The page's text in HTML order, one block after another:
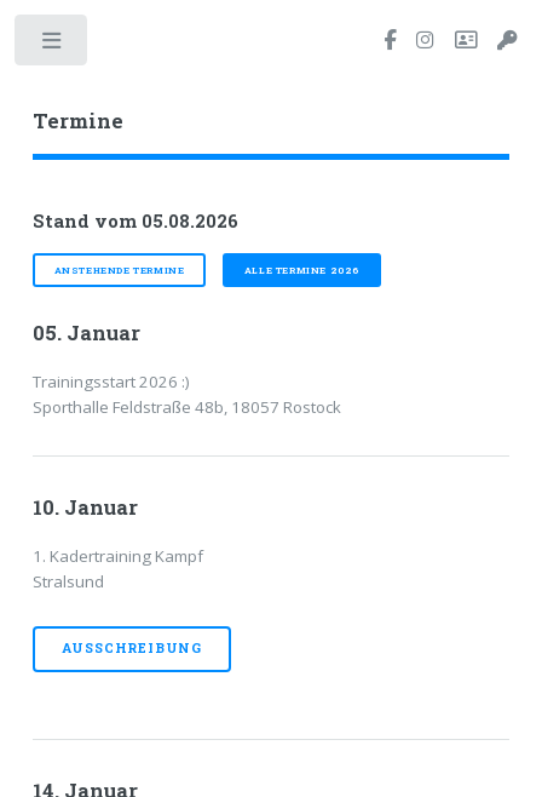
Termine
Stand vom 05.08.2026
ANSTEHENDE TERMINE ALLE TERMINE 2026
05. Januar
Trainingsstart 2026 :)
Sporthalle Feldstraße 48b, 18057 Rostock
10. Januar
1. Kadertraining Kampf
Stralsund
AUSSCHREIBUNG
14. Januar